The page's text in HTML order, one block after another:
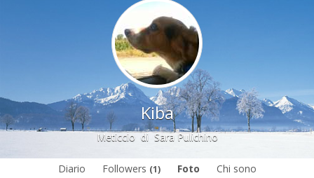
Kiba
MeticciodiSara Pulichino
Diario Followers (1) Foto Chi sono